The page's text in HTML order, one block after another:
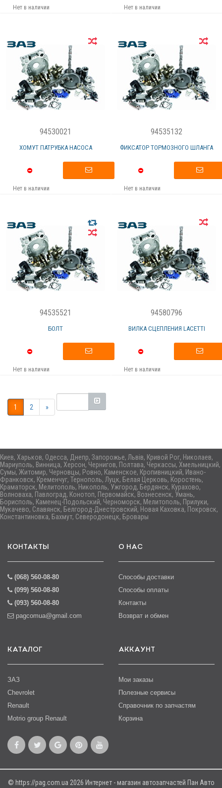
Нет в наличии Нет в наличии
94530021
ХОМУТ ПАТРУБКА НАСОСА
Нет в наличии
94535132
ФИКСАТОР ТОРМОЗНОГО ШЛАНГА
Нет в наличии
94535521
БОЛТ
Нет в наличии
94580796
ВИЛКА СЦЕПЛЕНИЯ LACETTI
Нет в наличии
1 2 »
Киев, Харьков, Одесса, Днепр, Запорожье, Львів, Кривой Рог, Николаев,
Мариуполь, Винница, Херсон, Чернигов, Полтава, Черкассы, Хмельницкий,
Сумы, Житомир, Черновцы, Ровно, Каменское, Кропивницкий, Ивано-
Франковск, Кременчуг, Тернополь, Луцк, Белая Церковь, Коростень,
Краматорск, Мелитополь, Никополь, Ужгород, Бердянск, Курахово,
Волноваха, Павлоград, Конотоп, Первомайск, Вознесенск, Умань,
Борисполь, Каменец-Подольский, Черноморск, Мелитополь, Прилуки,
Мукачево, Славянск, Белгород-Днестровский, Новая Каховка, Покровск,
Константиновка, Бахмут, Северодонецк, Бровары
КОНТАКТЫ
(068) 560-08-80
(099) 560-08-80
(093) 560-08-80
pagcomua@gmail.com
О НАС
Способы доставки
Способы оплаты
Контакты
Возврат и обмен
КАТАЛОГ
ЗАЗ
Chevrolet
Renault
Motrio group Renault
АККАУНТ
Мои заказы
Полезные сервисы
Справочник по запчастям
Корзина
© https://pag.com.ua 2026 Интернет - магазин автозапчастей Пан Авто